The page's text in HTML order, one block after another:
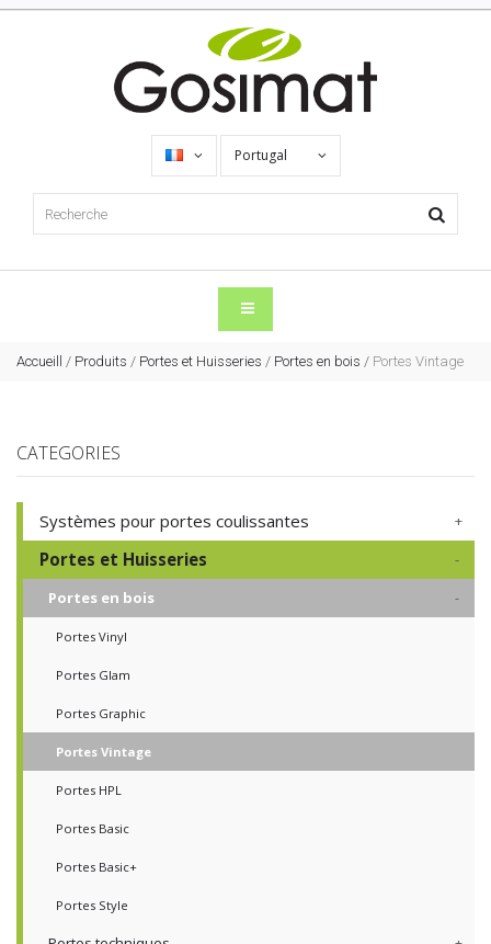
Portugal
Accueill / Produits / Portes et Huisseries / Portes en bois / Portes Vintage
CATEGORIES
Systèmes pour portes coulissantes
Portes et Huisseries
Portes en bois
Portes Vinyl
Portes Glam
Portes Graphic
Portes Vintage
Portes HPL
Portes Basic
Portes Basic+
Portes Style